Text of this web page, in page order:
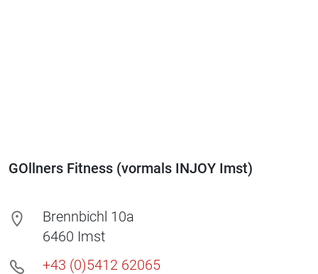
GOllners Fitness (vormals INJOY Imst)
Brennbichl 10a
6460 Imst
+43 (0)5412 62065